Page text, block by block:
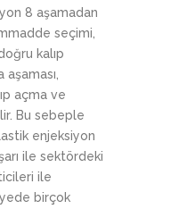
8 aşamadan
seçimi,
kalıp
açma ve
Bu sebeple
enjeksiyon
ile sektördeki
ile
birçok